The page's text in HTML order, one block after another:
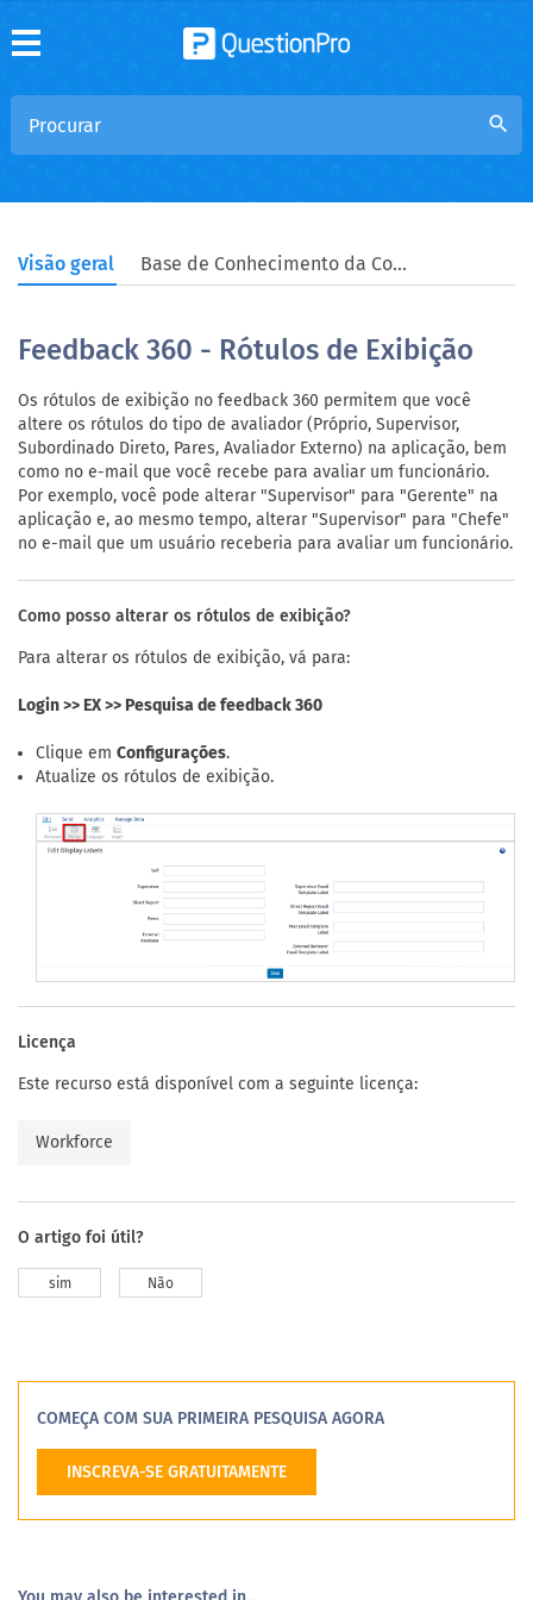
search
Visão geral Base de Conhecimento da Comunidade
Feedback 360 - Rótulos de Exibição
Os rótulos de exibição no feedback 360 permitem que você
altere os rótulos do tipo de avaliador (Próprio, Supervisor,
Subordinado Direto, Pares, Avaliador Externo) na aplicação, bem
como no e-mail que você recebe para avaliar um funcionário.
Por exemplo, você pode alterar "Supervisor" para "Gerente" na
aplicação e, ao mesmo tempo, alterar "Supervisor" para "Chefe"
no e-mail que um usuário receberia para avaliar um funcionário.
Como posso alterar os rótulos de exibição?
Para alterar os rótulos de exibição, vá para:
Login >> EX >> Pesquisa de feedback 360
Clique em Configurações.
Atualize os rótulos de exibição.
Licença
Este recurso está disponível com a seguinte licença:
Workforce
O artigo foi útil?
sim Não
COMEÇA COM SUA PRIMEIRA PESQUISA AGORA
INSCREVA-SE GRATUITAMENTE